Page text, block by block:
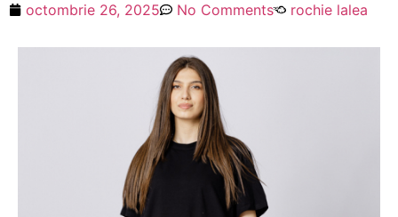
octombrie 26, 2025 No Comments rochie lalea